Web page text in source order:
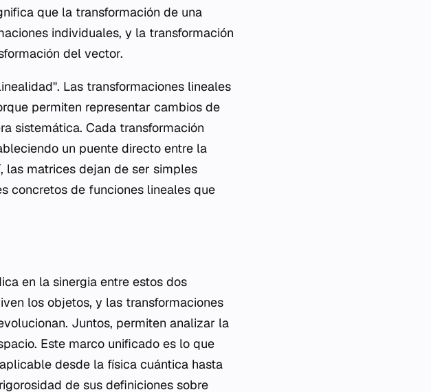
que la transformación de una
individuales, y la transformación
del vector.
Las transformaciones lineales
permiten representar cambios de
sistemática. Cada transformación
un puente directo entre la
matrices dejan de ser simples
concretos de funciones lineales que
en la sinergia entre estos dos
los objetos, y las transformaciones
Juntos, permiten analizar la
Este marco unificado es lo que
desde la física cuántica hasta
de sus definiciones sobre